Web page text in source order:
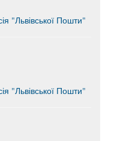
"Львівської Пошти"
"Львівської Пошти"